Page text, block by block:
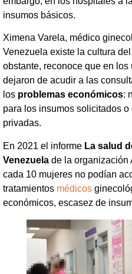
insumos básicos.
Ximena Varela, médico
Venezuela existe la cultura
obstante, reconoce que en
dejaron de acudir a las
los problemas económicos:
para los insumos solicitados
privadas.
En 2021 el informe La salud
Venezuela de la organización
cada 10 mujeres no podían
tratamientos médicos
económicos, escasez de